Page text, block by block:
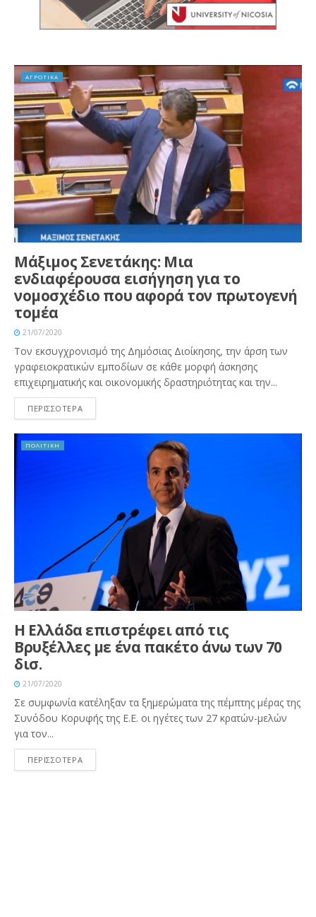
ΑΓΡΟΤΙΚΑ
Μάξιμος Σενετάκης: Μια
ενδιαφέρουσα εισήγηση για το
νομοσχέδιο που αφορά τον πρωτογενή
τομέα
21/07/2020
Τον εκσυγχρονισμό της Δημόσιας Διοίκησης, την άρση των
γραφειοκρατικών εμποδίων σε κάθε μορφή άσκησης
επιχειρηματικής και οικονομικής δραστηριότητας και την...
ΠΕΡΙΣΣΟΤΕΡΑ
ΠΟΛΙΤΙΚΗ
Η Ελλάδα επιστρέφει από τις
Βρυξέλλες με ένα πακέτο άνω των 70
δισ.
21/07/2020
Σε συμφωνία κατέληξαν τα ξημερώματα της πέμπτης μέρας της
Συνόδου Κορυφής της Ε.Ε. οι ηγέτες των 27 κρατών-μελών
για τον...
ΠΕΡΙΣΣΟΤΕΡΑ